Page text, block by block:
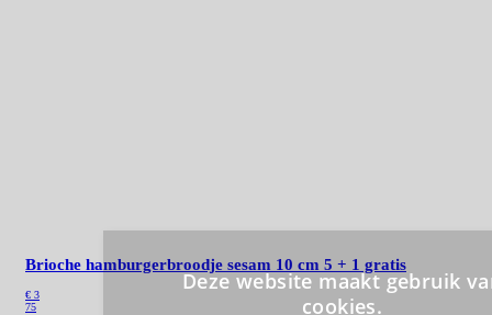
Brioche hamburgerbroodje sesam 10 cm 5 + 1 gratis
€ 3
75